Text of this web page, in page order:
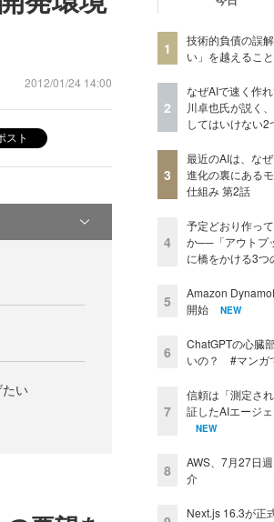
2012/01/24 14:00
スト
い
1
技術的負債の誤
い」を越えるこ
2
なぜAIで速く作
川卓也氏が説く
してはいけない2
3
最近のAIは、な
進化の裏にある
仕組み 第2話
4
予定どおり作っ
か──「アウトプ
に橋をかける3つ
5
Amazon
開始
NEW
6
ChatGPTの心臓
いの？ #マンガ
7
信頼は「測定さ
証したAIエージ
NEW
8
AWS、7月27日
介
Next.js 16.3が正